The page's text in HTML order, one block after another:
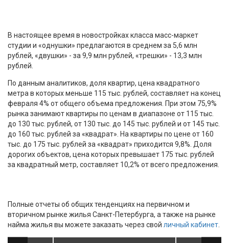
В настоящее время в новостройках класса масс-маркет
студии и «однушки» предлагаются в среднем за 5,6 млн
рублей, «двушки» - за 9,9 млн рублей, «трешки» - 13,3 млн
рублей.
По данным аналитиков, доля квартир, цена квадратного
метра в которых меньше 115 тыс. рублей, составляет на конец
февраля 4% от общего объема предложения. При этом 75,9%
рынка занимают квартиры по ценам в диапазоне от 115 тыс.
до 130 тыс. рублей, от 130 тыс. до 145 тыс. рублей и от 145 тыс.
до 160 тыс. рублей за «квадрат». На квартиры по цене от 160
тыс. до 175 тыс. рублей за «квадрат» приходится 9,8%. Доля
дорогих объектов, цена которых превышает 175 тыс. рублей
за квадратный метр, составляет 10,2% от всего предложения.
Полные отчеты об общих тенденциях на первичном и
вторичном рынке жилья Санкт-Петербурга, а также на рынке
найма жилья вы можете заказать через свой личный кабинет